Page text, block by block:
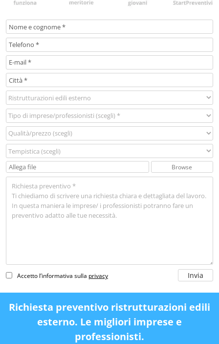
Browse
Accetto l’informativa sulla privacy
Richiesta preventivo ristrutturazioni edili
esterno. Le migliori imprese e
professionisti.